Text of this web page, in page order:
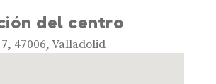
del centro
47006, Valladolid
Audífonos invisibles
Audífonos bluetooth